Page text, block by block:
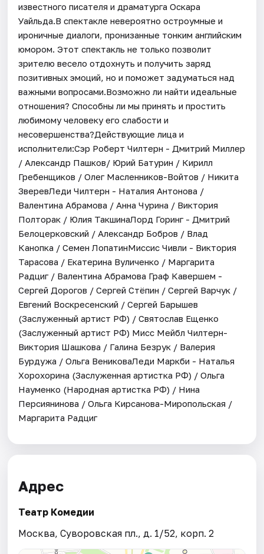
известного писателя и драматурга Оскара
Уайльда.В спектакле невероятно остроумные и
ироничные диалоги, пронизанные тонким английским
юмором. Этот спектакль не только позволит
зрителю весело отдохнуть и получить заряд
позитивных эмоций, но и поможет задуматься над
важными вопросами.Возможно ли найти идеальные
отношения? Способны ли мы принять и простить
любимому человеку его слабости и
несовершенства?Действующие лица и
исполнители:Сэр Роберт Чилтерн - Дмитрий Миллер
/ Александр Пашков/ Юрий Батурин / Кирилл
Гребенщиков / Олег Масленников-Войтов / Никита
ЗверевЛеди Чилтерн - Наталия Антонова /
Валентина Абрамова / Анна Чурина / Виктория
Полторак / Юлия ТакшинаЛорд Горинг - Дмитрий
Белоцерковский / Александр Бобров / Влад
Канопка / Семен ЛопатинМиссис Чивли - Виктория
Тарасова / Екатерина Вуличенко / Маргарита
Радциг / Валентина Абрамова Граф Кавершем -
Сергей Дорогов / Сергей Стёпин / Сергей Варчук /
Евгений Воскресенский / Сергей Барышев
(Заслуженный артист РФ) / Святослав Ещенко
(Заслуженный артист РФ) Мисс Мейбл Чилтерн-
Виктория Шашкова / Галина Безрук / Валерия
Бурдужа / Ольга ВениковаЛеди Маркби - Наталья
Хорохорина (Заслуженная артистка РФ) / Ольга
Науменко (Народная артистка РФ) / Нина
Персиянинова / Ольга Кирсанова-Миропольская /
Маргарита Радциг
Адрес
Театр Комедии
Москва, Суворовская пл., д. 1/52, корп. 2